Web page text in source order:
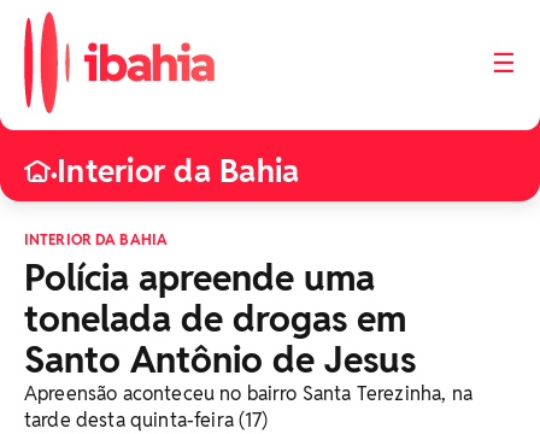
☰
•Interior da Bahia
INTERIOR DA BAHIA
Polícia apreende uma
tonelada de drogas em
Santo Antônio de Jesus
Apreensão aconteceu no bairro Santa Terezinha, na
tarde desta quinta-feira (17)